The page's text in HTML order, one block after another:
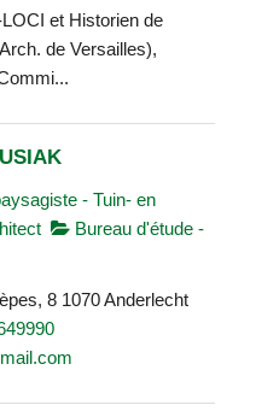
et Historien de
de Versailles),
- Tuin- en
Bureau d'étude -
8 1070 Anderlecht